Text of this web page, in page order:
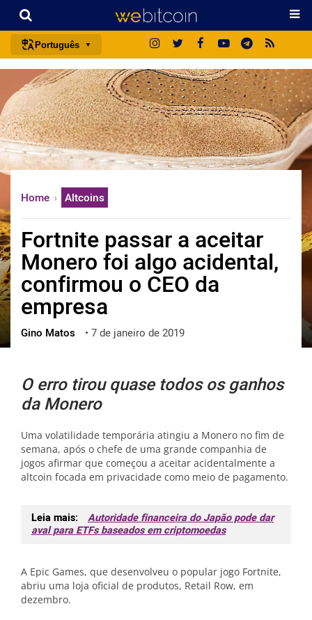
Português
português (BR)
english
español
français
italiano
日本語
русский
한국어
ไทย
ქართული
vietnamese
Home Altcoins
Fortnite passar a aceitar
Monero foi algo acidental,
confirmou o CEO da
empresa
Gino Matos • 7 de janeiro de 2019
O erro tirou quase todos os ganhos
da Monero
Uma volatilidade temporária atingiu a Monero no fim de
semana, após o chefe de uma grande companhia de
jogos afirmar que começou a aceitar acidentalmente a
altcoin focada em privacidade como meio de pagamento.
Leia mais:
Autoridade financeira do Japão pode dar
aval para ETFs baseados em criptomoedas
A Epic Games, que desenvolveu o popular jogo Fortnite,
abriu uma loja oficial de produtos, Retail Row, em
dezembro.